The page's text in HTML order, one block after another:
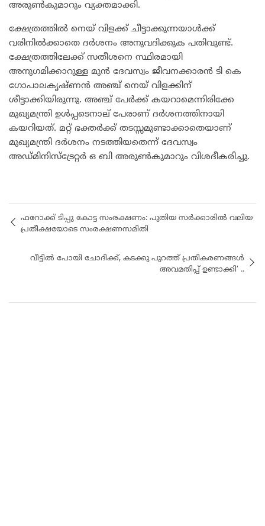
അരുൺകുമാറും വ്യക്തമാക്കി.
ക്ഷേത്രത്തിൽ നെയ് വിളക്ക് ചീട്ടാക്കുന്നയാൾക്ക്
വരിനിൽക്കാതെ ദർശനം അനുവദിക്കുക പതിവുണ്ട്.
ക്ഷേത്രത്തിലേക്ക് സതീശനെ സ്ഥിരമായി
അനുഗമിക്കാറുള്ള മുൻ ദേവസ്വം ജീവനക്കാരൻ ടി കെ
ഗോപാലകൃഷ്ണൻ അഞ്ച് നെയ് വിളക്കിന്
ശീട്ടാക്കിയിരുന്നു. അഞ്ച് പേർക്ക് കയറാമെന്നിരിക്കേ
മുഖ്യമന്ത്രി ഉൾപ്പടെനാല് പേരാണ് ദർശനത്തിനായി
കയറിയത്. മറ്റ് ഭക്തർക്ക് തടസ്സമുണ്ടാക്കാതെയാണ്
മുഖ്യമന്ത്രി ദർശനം നടത്തിയതെന്ന് ദേവസ്വം
അഡ്മിനിസ്ട്രേറ്റർ ഒ ബി അരുൺകുമാറും വിശദീകരിച്ചു.
ഫറോക്ക് ടിപ്പു കോട്ട സംരക്ഷണം: പുതിയ സർക്കാരിൽ വലിയ
പ്രതീക്ഷയോടെ സംരക്ഷണസമിതി
വീട്ടിൽ പോയി ചോദിക്ക്, കടക്കു പുറത്ത് പ്രതികരണങ്ങൾ
അവമതിപ്പ് ഉണ്ടാക്കി’ ..